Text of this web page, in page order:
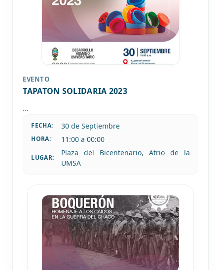
EVENTO
TAPATON SOLIDARIA 2023
...
FECHA: 30 deSeptiembre
HORA: 11:00 a 00:00
LUGAR:
Plaza del Bicentenario, Atrio de la
UMSA